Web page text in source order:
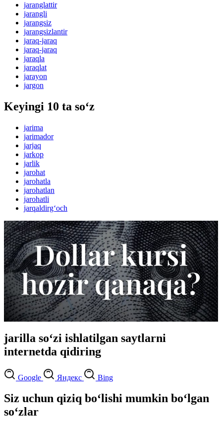
jaranglattir
jarangli
jarangsiz
jarangsizlantir
jaraq-jaraq
jaraq-jaraq
jaraqla
jaraqlat
jarayon
jargon
Keyingi 10 ta so‘z
jarima
jarimador
jarjaq
jarkop
jarlik
jarohat
jarohatla
jarohatlan
jarohatli
jarqaldirg‘och
jarilla so‘zi ishlatilgan saytlarni
internetda qidiring
Google Яндекс Bing
Siz uchun qiziq bo‘lishi mumkin bo‘lgan
so‘zlar